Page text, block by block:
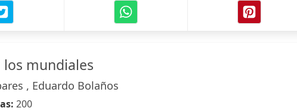
mundiales
, Eduardo Bolaños
200